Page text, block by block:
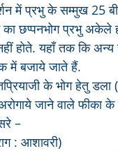
में प्रभु के सम्मुख 25
छप्पनभोग प्रभु अकेले
होते. यहाँ तक कि
में बजाये जाते हैं.
के भोग हेतु
जाने वाले फीका
–
: आशावरी)